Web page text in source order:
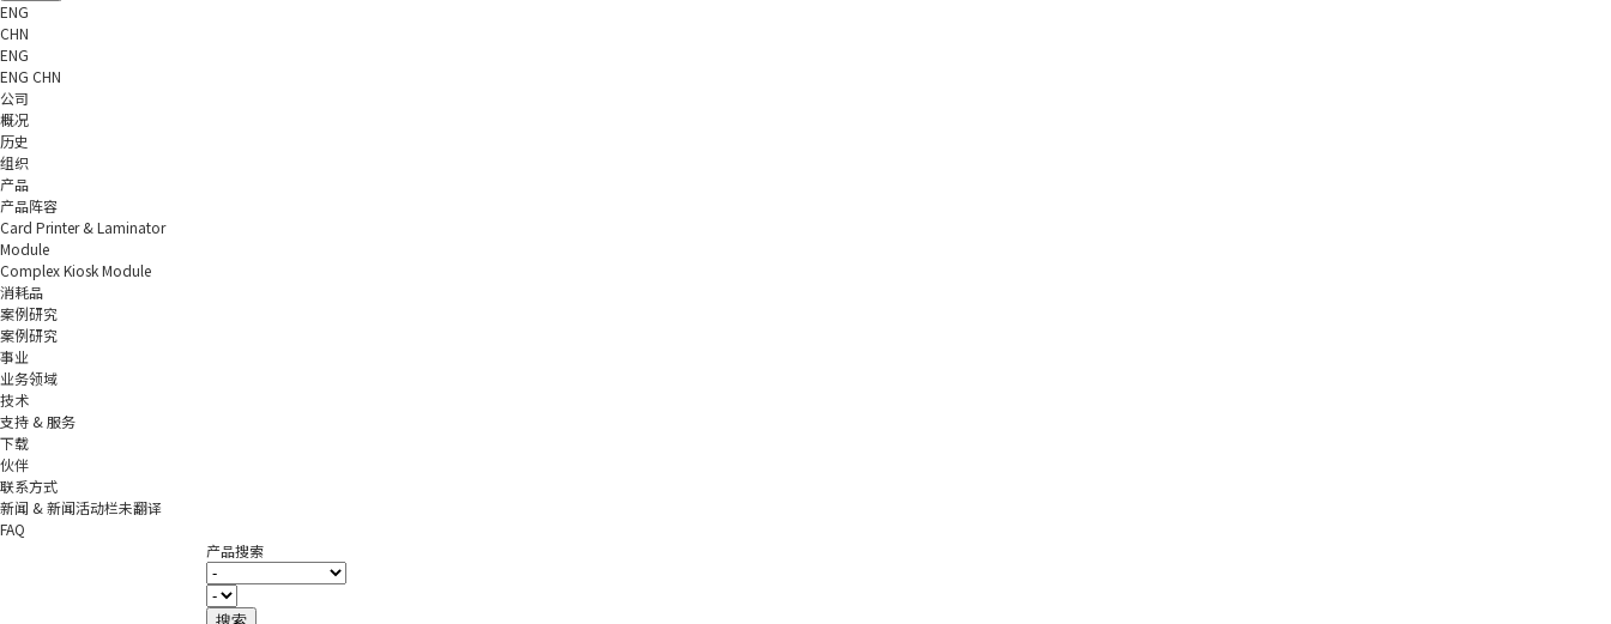
ENG
CHN
ENG
ENG CHN
公司
概况
历史
组织
产品
产品阵容
Card Printer & Laminator
Module
Complex Kiosk Module
消耗品
案例研究
案例研究
事业
业务领域
技术
支持 & 服务
下载
伙伴
联系方式
新闻 & 新闻活动栏未翻译
FAQ
产品搜索